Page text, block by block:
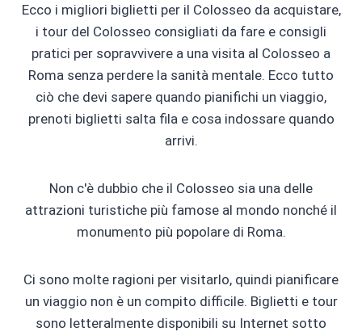
Ecco i migliori biglietti per il Colosseo da acquistare,
i tour del Colosseo consigliati da fare e consigli
pratici per sopravvivere a una visita al Colosseo a
Roma senza perdere la sanità mentale. Ecco tutto
ciò che devi sapere quando pianifichi un viaggio,
prenoti biglietti salta fila e cosa indossare quando
arrivi.
Non c'è dubbio che il Colosseo sia una delle
attrazioni turistiche più famose al mondo nonché il
monumento più popolare di Roma.
Ci sono molte ragioni per visitarlo, quindi pianificare
un viaggio non è un compito difficile. Biglietti e tour
sono letteralmente disponibili su Internet sotto